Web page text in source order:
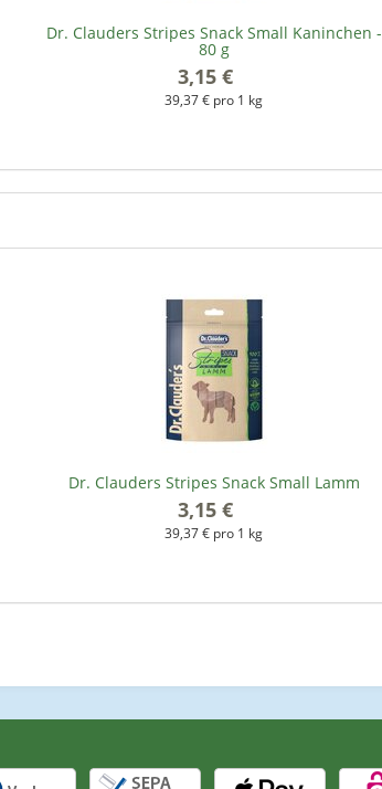
Dr. Clauders Stripes Snack Small Kaninchen -
80 g
3,15 €
39,37 € pro 1 kg
Dr. Clauders Stripes Snack Small Lamm
3,15 €
39,37 € pro 1 kg